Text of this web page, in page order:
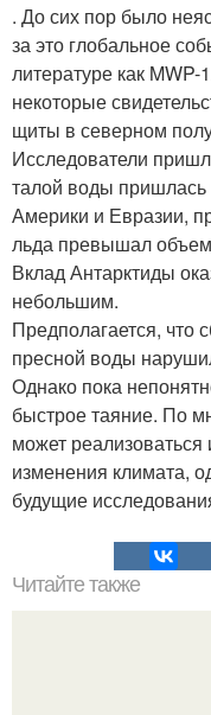
. До сих пор было
за это глобальное
литературе как
некоторые
щиты в северном
Исследователи
талой воды
Америки и Евразии,
льда превышал
Вклад Антарктиды
небольшим.
Предполагается, что
пресной воды
Однако пока
быстрое таяние. По
может
изменения климата,
будущие
Читайте также